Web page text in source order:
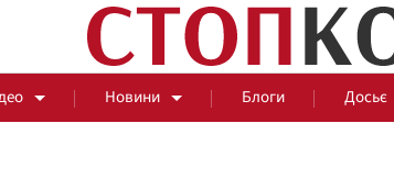
Новини Блоги Досьє